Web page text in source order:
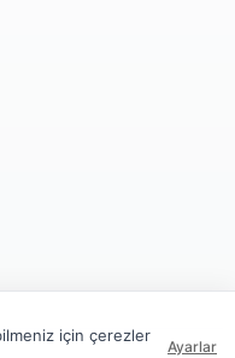
için çerezler
Ayarlar